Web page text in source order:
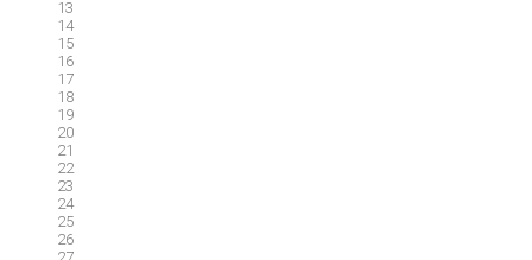
13
14
15
16
17
18
19
20
21
22
23
24
25
26